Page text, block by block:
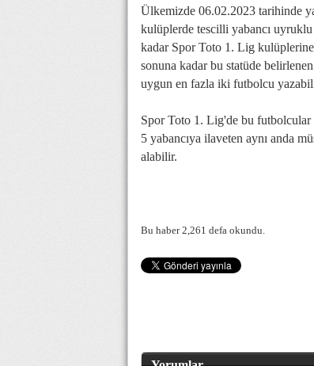
Ülkemizde 06.02.2023 tarihinde
kulüplerde tescilli yabancı
kadar Spor Toto 1. Lig
sonuna kadar bu statüde
uygun en fazla iki futbolcu
Spor Toto 1. Lig'de bu futbolcular
5 yabancıya ilaveten aynı anda
alabilir.
Bu haber 2,261 defa okundu.